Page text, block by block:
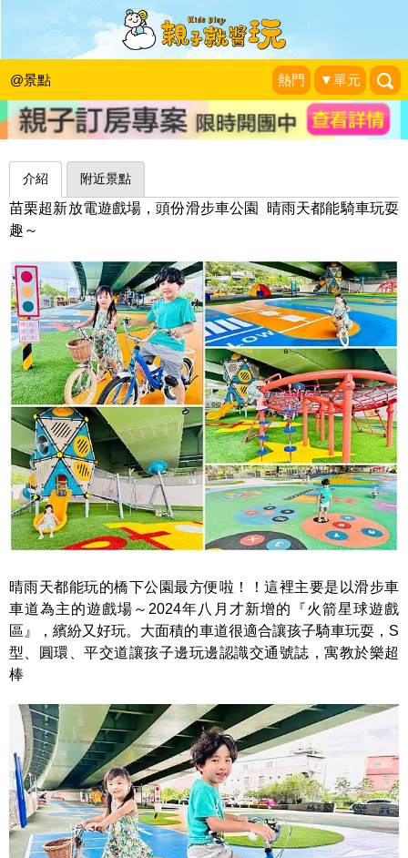
@景點 熱門 ▼單元
新增攀爬網遊具，好玩度大升級～苗栗
頭份滑步車公園(科東二路橋下空間)
❥❥暖男哥哥，傲嬌妹妹❥❥|2024-11-01
介紹 附近景點
苗栗超新放電遊戲場，頭份滑步車公園 晴雨天都能騎車玩耍
趣～
晴雨天都能玩的橋下公園最方便啦！！這裡主要是以滑步車
車道為主的遊戲場～2024年八月才新增的『火箭星球遊戲
區』，繽紛又好玩。大面積的車道很適合讓孩子騎車玩耍，S
型、圓環、平交道讓孩子邊玩邊認識交通號誌，寓教於樂超
棒